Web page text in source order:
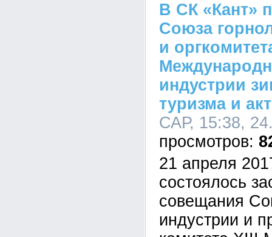
В СК «Кант»
Союза
и
индустрии
туризма и
САР, 15:38,
21 апреля
состоялось
совещания
индустрии и